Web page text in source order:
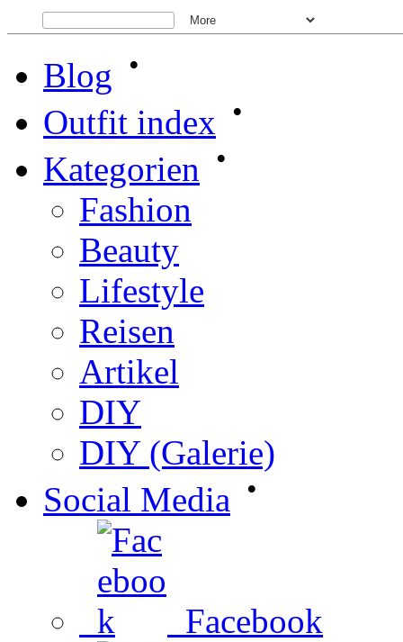
Blog •
Outfit index •
Kategorien •
Fashion
Beauty
Lifestyle
Reisen
Artikel
DIY
DIY (Galerie)
Social Media •
Facebook